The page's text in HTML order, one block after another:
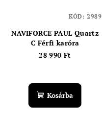
NAVIFORCE PAUL Quartz
C Férfi karóra
28 990 Ft
Kosárba
KÓD: 2989